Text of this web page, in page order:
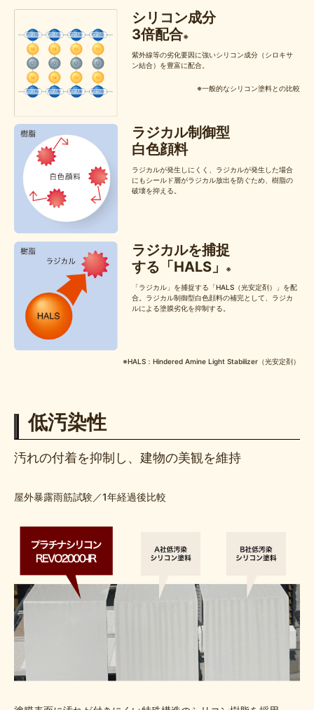
シリコン成分
3倍配合※
紫外線等の劣化要因に強いシリコン成分（シロキサ
ン結合）を豊富に配合。
※一般的なシリコン塗料との比較
ラジカル制御型
白色顔料
ラジカルが発生しにくく、ラジカルが発生した場合
にもシールド層がラジカル放出を防ぐため、樹脂の
破壊を抑える。
ラジカルを捕捉
する 「HALS」 ※
「ラジカル」を捕捉する「HALS（光安定剤）」を配
合。ラジカル制御型白色顔料の補完として、ラジカ
ルによる塗膜劣化を抑制する。
※HALS：Hindered Amine Light Stabilizer（光安定剤）
低汚染性
汚れの付着を抑制し、建物の美観を維持
屋外暴露雨筋試験／1年経過後比較